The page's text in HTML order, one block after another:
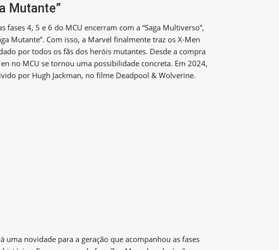
Mutante”
4, 5 e 6 do MCU encerram com a “Saga Multiverso”,
Mutante”. Com isso, a Marvel finalmente traz os X-Men
por todos os fãs dos heróis mutantes. Desde a compra
no MCU se tornou uma possibilidade concreta. Em 2024,
por Hugh Jackman, no filme Deadpool & Wolverine.
uma novidade para a geração que acompanhou as fases